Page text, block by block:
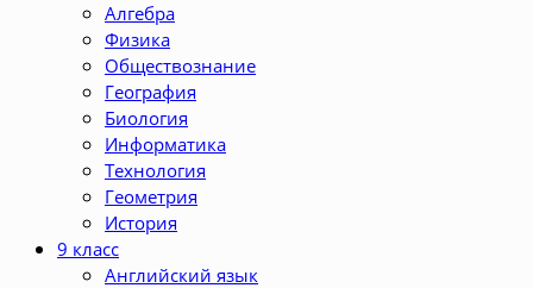
Алгебра
Физика
Обществознание
География
Биология
Информатика
Технология
Геометрия
История
9 класс
Английский язык